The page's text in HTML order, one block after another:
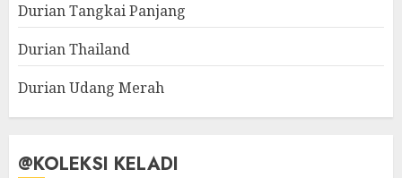
Durian Tangkai Panjang
Durian Thailand
Durian Udang Merah
@KOLEKSI KELADI